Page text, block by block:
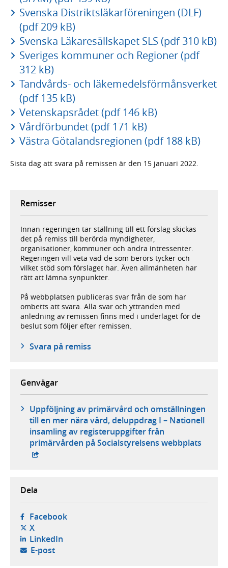
Svenska Distriktsläkarföreningen (DLF)
(pdf 209 kB)
Svenska Läkaresällskapet SLS (pdf 310 kB)
Sveriges kommuner och Regioner (pdf
312 kB)
Tandvårds- och läkemedelsförmånsverket
(pdf 135 kB)
Vetenskapsrådet (pdf 146 kB)
Vårdförbundet (pdf 171 kB)
Västra Götalandsregionen (pdf 188 kB)
Sista dag att svara på remissen är den 15 januari 2022.
Remisser
Innan regeringen tar ställning till ett förslag skickas
det på remiss till berörda myndigheter,
organisationer, kommuner och andra intressenter.
Regeringen vill veta vad de som berörs tycker och
vilket stöd som förslaget har. Även allmänheten har
rätt att lämna synpunkter.
På webbplatsen publiceras svar från de som har
ombetts att svara. Alla svar och yttranden med
anledning av remissen finns med i underlaget för de
beslut som följer efter remissen.
Svara på remiss
Genvägar
Uppföljning av primärvård och omställningen
till en mer nära vård, deluppdrag I – Nationell
insamling av registeruppgifter från
primärvården på Socialstyrelsens webbplats-
Dela
Facebook- öppnas i ny flik, extern webbplats,
X- öppnas i ny flik, extern webbplats,
LinkedIn- öppnas i ny flik, extern webbplats,
E-post- öppnar din e-postklient,